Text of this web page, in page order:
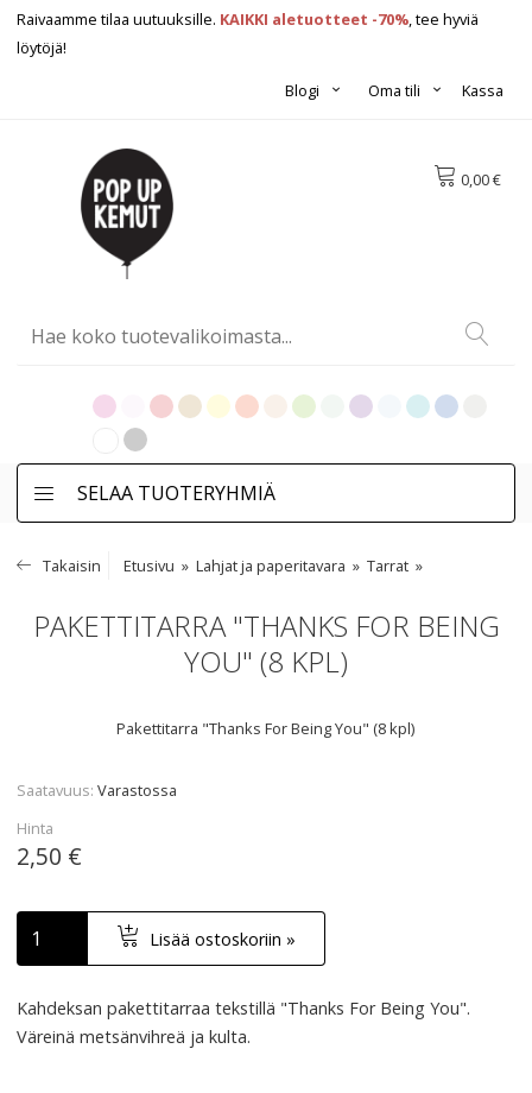
Raivaamme tilaa uutuuksille. KAIKKI aletuotteet -70%, tee hyviä
löytöjä!
Kassa
Oma tili
Blogi
0,00 €
SELAA TUOTERYHMIÄ
Takaisin Etusivu Lahjat ja paperitavara Tarrat
PAKETTITARRA "THANKS FOR BEING
YOU" (8 KPL)
Pakettitarra "Thanks For Being You" (8 kpl)
Saatavuus Varastossa
Hinta
2,50 €
Lisää ostoskoriin »
Kahdeksan pakettitarraa tekstillä "Thanks For Being You".
Väreinä metsänvihreä ja kulta.